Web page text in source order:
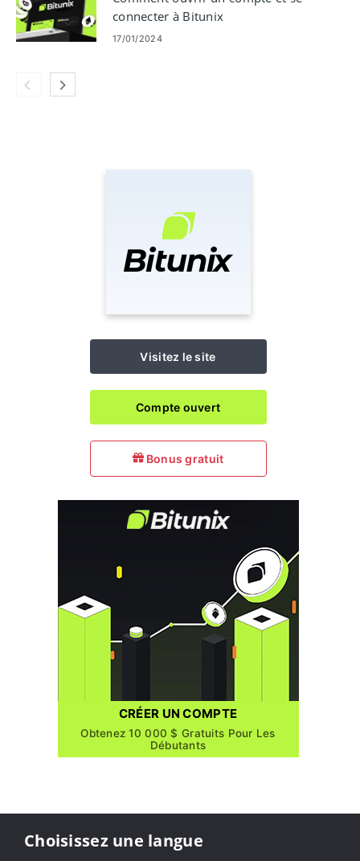
connecter à Bitunix
17/01/2024
Visitez le site
Compte ouvert
Bonus gratuit
CRÉER UN COMPTE
Obtenez 10 000 $ Gratuits Pour Les
Débutants
Choisissez une langue